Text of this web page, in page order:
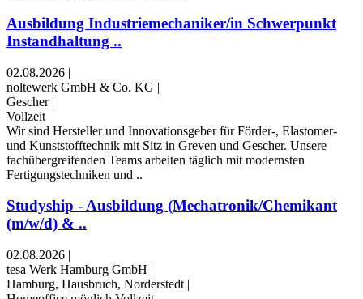
Ausbildung Industriemechaniker/in Schwerpunkt
Instandhaltung ..
02.08.2026 |
noltewerk GmbH & Co. KG |
Gescher |
Vollzeit
Wir sind Hersteller und Innovationsgeber für Förder-, Elastomer-
und Kunststofftechnik mit Sitz in Greven und Gescher. Unsere
fachübergreifenden Teams arbeiten täglich mit modernsten
Fertigungstechniken und ..
Studyship - Ausbildung (Mechatronik/Chemikant
(m/w/d) & ..
02.08.2026 |
tesa Werk Hamburg GmbH |
Hamburg, Hausbruch, Norderstedt |